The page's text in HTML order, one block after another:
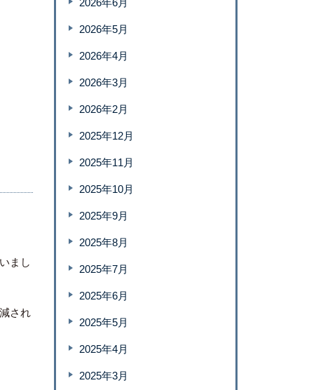
まし
され
2026年6月
2026年5月
2026年4月
2026年3月
2026年2月
2025年12月
2025年11月
2025年10月
2025年9月
2025年8月
2025年7月
2025年6月
2025年5月
2025年4月
2025年3月